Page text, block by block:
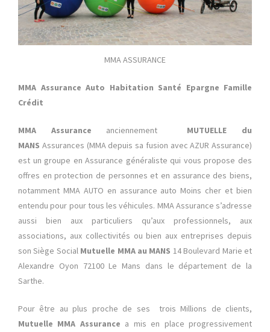
MMA ASSURANCE
MMA Assurance Auto Habitation Santé Epargne Famille
Crédit
MMA Assurance anciennement MUTUELLE du
MANS Assurances (MMA depuis sa fusion avec AZUR Assurance)
est un groupe en Assurance généraliste qui vous propose des
offres en protection de personnes et en assurance des biens,
notamment MMA AUTO en assurance auto Moins cher et bien
entendu pour pour tous les véhicules. MMA Assurance s’adresse
aussi bien aux particuliers qu’aux professionnels, aux
associations, aux collectivités ou bien aux entreprises depuis
son Siège Social Mutuelle MMA au MANS 14 Boulevard Marie et
Alexandre Oyon 72100 Le Mans dans le département de la
Sarthe.
Pour être au plus proche de ses trois Millions de clients,
Mutuelle MMA Assurance a mis en place progressivement